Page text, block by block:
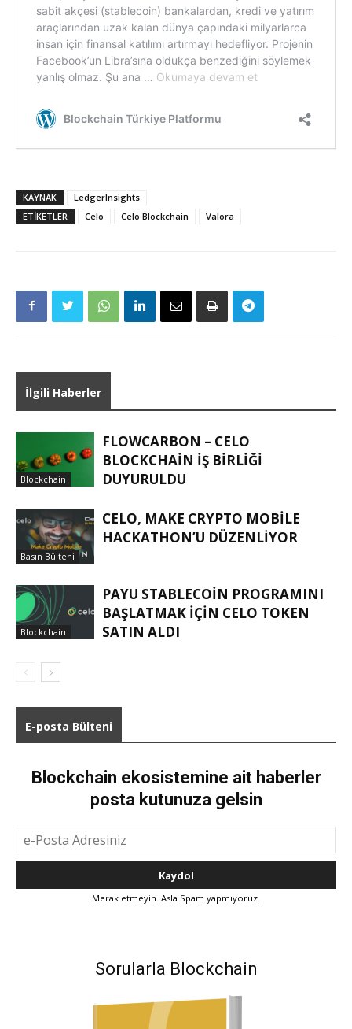
KAYNAK
LedgerInsights
ETIKETLER
Celo Celo Blockchain Valora
İlgili Haberler
Blockchain
FLOWCARBON – CELO
BLOCKCHAIN IŞ BIRLIĞI
DUYURULDU
Basın Bülteni
CELO, MAKE CRYPTO MOBILE
HACKATHON’U DÜZENLIYOR
Blockchain
PAYU STABLECOIN PROGRAMINI
BAŞLATMAK IÇIN CELO TOKEN
SATIN ALDI
E-posta Bülteni
Blockchain ekosistemine ait haberler
posta kutunuza gelsin
Merak etmeyin. Asla Spam yapmıyoruz.
Sorularla Blockchain